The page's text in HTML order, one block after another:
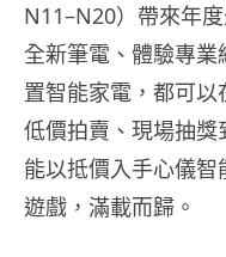
N11–N20）帶來年
全新筆電、體驗專
置智能家電，都可
低價拍賣、現場抽
能以抵價入手心儀
遊戲，滿載而歸。